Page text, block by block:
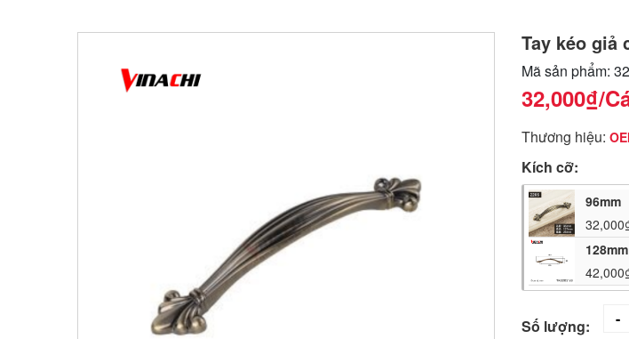
Máy Cầm Tay
Tay kéo giả
Mã sản phẩm:
32,000₫/
Thương hiệu:
Kích cỡ:
96mm
128mm
Số lượng: